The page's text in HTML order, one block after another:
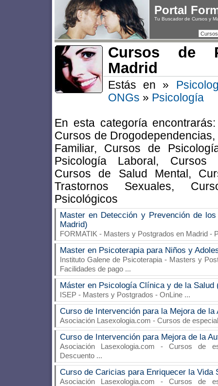
Portal
Tu Buscador de Cursos y
Cursos de
Madrid
Estás en »
ONGs » Psicología
En esta categoría
Cursos de
Familiar, Cursos de
Psicología Laboral, Cursos
Cursos de Salud Mental,
Trastornos Sexuales,
Psicológicos
Master en Detección y Prevención de
Madrid)
FORMATIK - Masters y Postgrados en Madrid -
Master en Psicoterapia para Niños y
Instituto Galene de Psicoterapia - Masters y
Facilidades de pago ...
Máster en Psicología Clínica y de la Salud
ISEP - Masters y Postgrados - OnLine ...
Curso de Intervención para la Mejora de
Asociación Lasexologia.com - Cursos de
Curso de Intervención para Mejora de la
Asociación Lasexologia.com - Cursos de
Descuento ...
Curso de Caricias para Enriquecer la Vida
Asociación Lasexologia.com - Cursos de